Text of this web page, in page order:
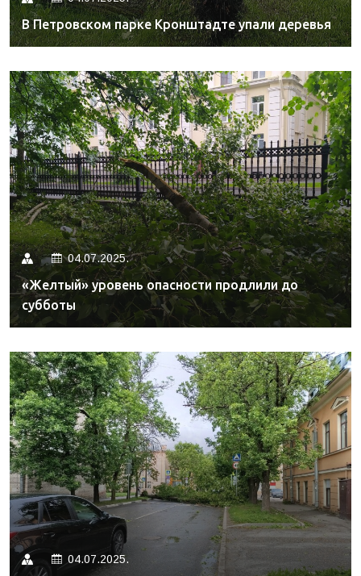
В Петровском парке Кронштадте упали деревья
04.07.2025.
«Желтый» уровень опасности продлили до
субботы
04.07.2025.